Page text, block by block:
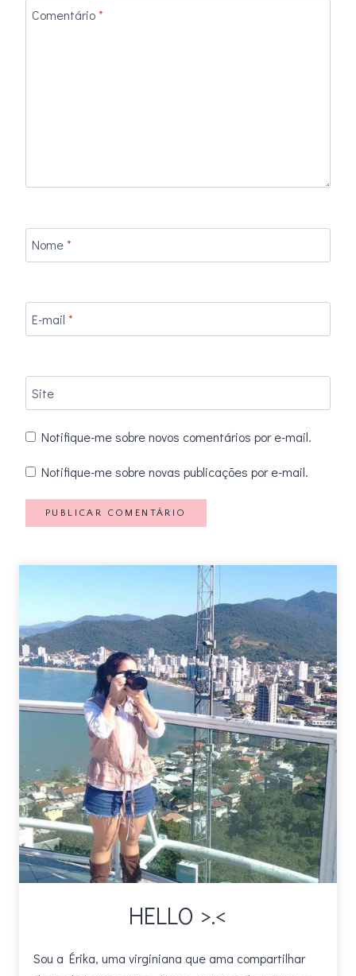
Comentário*
Nome*
E-mail *
Site
Notifique-me sobre novos comentários por e-mail.
Notifique-me sobre novas publicações por e-mail.
HELLO >.<
Sou a Érika, uma virginiana que ama compartilhar